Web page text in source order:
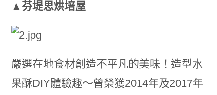
▲芬堤思烘培屋
嚴選在地食材創造不平凡的美味！造型水
果酥DIY體驗趣～曾榮獲2014年及2017年